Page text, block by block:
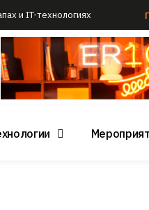
и IT-технологиях